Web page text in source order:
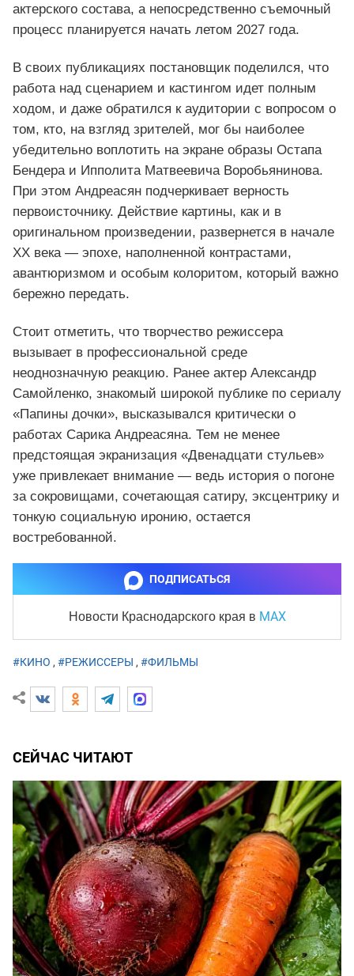
актерского состава, а непосредственно съемочный
процесс планируется начать летом 2027 года.
В своих публикациях постановщик поделился, что
работа над сценарием и кастингом идет полным
ходом, и даже обратился к аудитории с вопросом о
том, кто, на взгляд зрителей, мог бы наиболее
убедительно воплотить на экране образы Остапа
Бендера и Ипполита Матвеевича Воробьянинова.
При этом Андреасян подчеркивает верность
первоисточнику. Действие картины, как и в
оригинальном произведении, развернется в начале
XX века — эпохе, наполненной контрастами,
авантюризмом и особым колоритом, который важно
бережно передать.
Стоит отметить, что творчество режиссера
вызывает в профессиональной среде
неоднозначную реакцию. Ранее актер Александр
Самойленко, знакомый широкой публике по сериалу
«Папины дочки», высказывался критически о
работах Сарика Андреасяна. Тем не менее
предстоящая экранизация «Двенадцати стульев»
уже привлекает внимание — ведь история о погоне
за сокровищами, сочетающая сатиру, эксцентрику и
тонкую социальную иронию, остается
востребованной.
ПОДПИСАТЬСЯ
Новости Краснодарского края в MAX
#КИНО , #РЕЖИССЕРЫ , #ФИЛЬМЫ
СЕЙЧАС ЧИТАЮТ